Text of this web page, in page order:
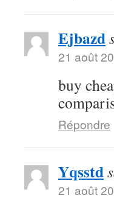
Ejbazd
21 août
buy
Répondre
Yqsstd
21 août